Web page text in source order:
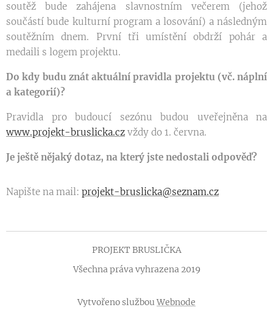
soutěž bude zahájena slavnostním večerem (jehož
součástí bude kulturní program a losování) a následným
soutěžním dnem. První tři umístění obdrží pohár a
medaili s logem projektu.
Do kdy budu znát aktuální pravidla projektu (vč. náplní
a kategorií)?
Pravidla pro budoucí sezónu budou uveřejněna na
www.projekt-bruslicka.cz vždy do 1. června.
Je ještě nějaký dotaz, na který jste nedostali odpověď?
Napište na mail: projekt-bruslicka@seznam.cz
PROJEKT BRUSLIČKA
Všechna práva vyhrazena 2019
Vytvořeno službouWebnode